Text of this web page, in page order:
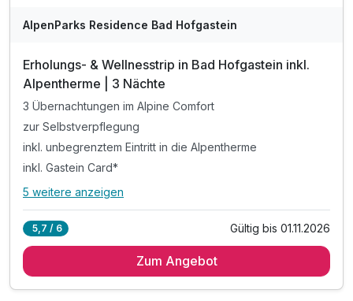
AlpenParks Residence Bad Hofgastein
Erholungs- & Wellnesstrip in Bad Hofgastein inkl.
Alpentherme | 3 Nächte
3 Übernachtungen im Alpine Comfort
zur Selbstverpflegung
inkl. unbegrenztem Eintritt in die Alpentherme
inkl. Gastein Card*
Alle Inklusivleistungen
zur Selbstverpflegung
5 weitere anzeigen
5,7 / 6 Gültig bis 01.11.2026
Zum Angebot